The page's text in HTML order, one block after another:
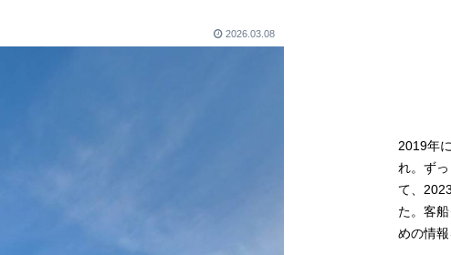
2026.03.08
2019年
れ。ず
て、
た。客
めの情報